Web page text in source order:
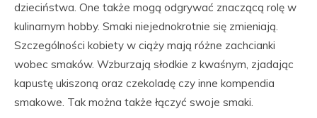
dzieciństwa. One także mogą odgrywać znaczącą rolę w
kulinarnym hobby. Smaki niejednokrotnie się zmieniają.
Szczególności kobiety w ciąży mają różne zachcianki
wobec smaków. Wzburzają słodkie z kwaśnym, zjadając
kapustę ukiszoną oraz czekoladę czy inne kompendia
smakowe. Tak można także łączyć swoje smaki.